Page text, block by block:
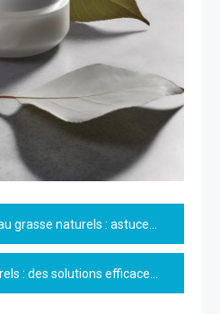
: astuces et remèdes efficaces pour un teint équilibré
pour une peau saine sans produits chimiques